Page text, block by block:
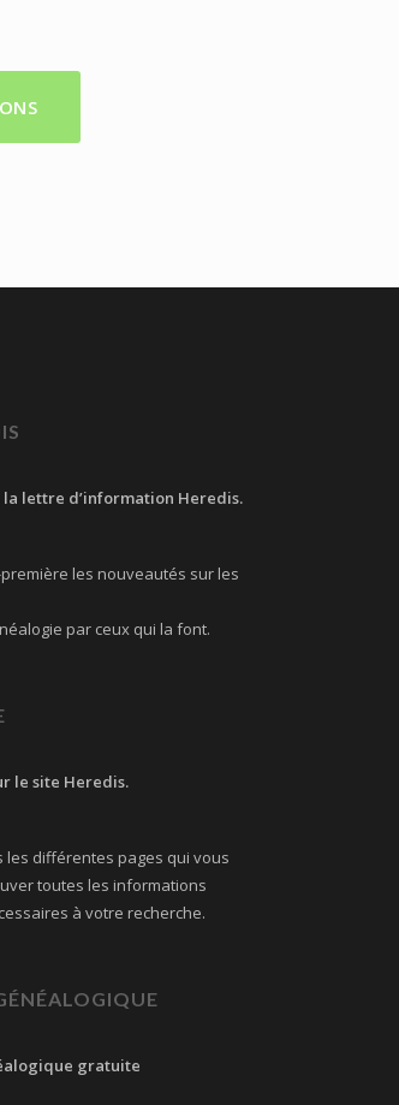
la lettre d’information Heredis.
les nouveautés sur les
par ceux qui la font.
le site Heredis.
les différentes pages qui vous
toutes les informations
à votre recherche.
gratuite